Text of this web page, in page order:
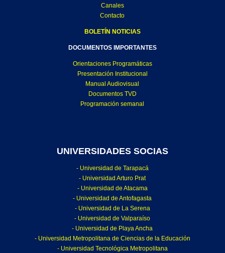
Canales
Contacto
BOLETÍN NOTICIAS
DOCUMENTOS IMPORTANTES
Orientaciones Programáticas
Presentación Institucional
Manual Audiovisual
Documentos TVD
Programación semanal
UNIVERSIDADES SOCIAS
- Universidad de Tarapacá
- Universidad Arturo Prat
- Universidad de Atacama
- Universidad de Antofagasta
- Universidad de La Serena
- Universidad de Valparaíso
- Universidad de Playa Ancha
- Universidad Metropolitana de Ciencias de la Educación
- Universidad Tecnológica Metropolitana